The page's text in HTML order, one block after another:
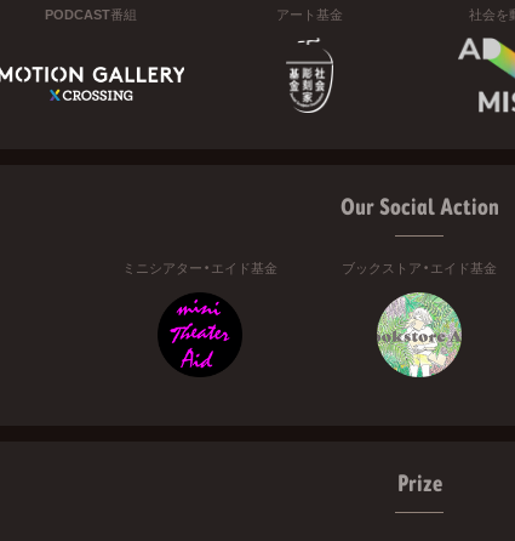
PODCAST番組 アート基金 社会を
Our Social Action
ミニシアター・エイド基金 ブックストア・エイド基金
Prize